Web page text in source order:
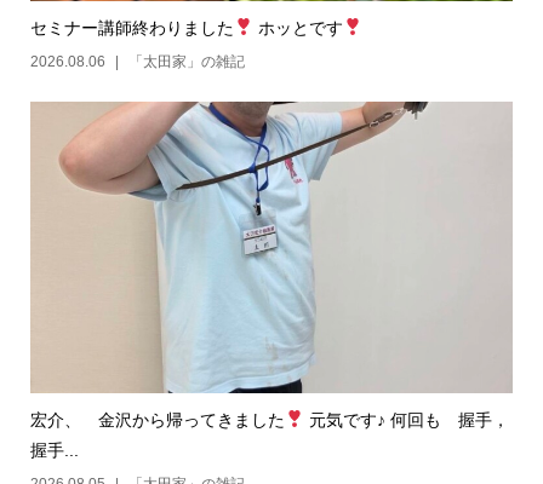
セミナー講師終わりました ホッとです
2026.08.06 「太田家」の雑記
宏介、 金沢から帰ってきました
元気です♪ 何回も 握手，
握手...